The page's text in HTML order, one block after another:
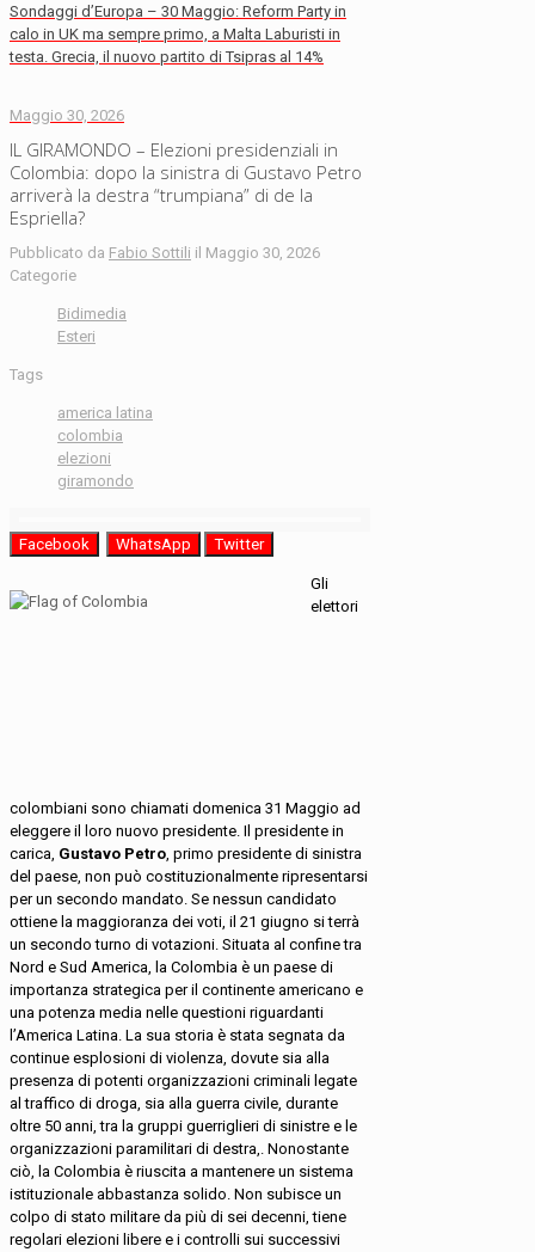
Sondaggi d’Europa – 30 Maggio: Reform Party in
calo in UK ma sempre primo, a Malta Laburisti in
testa. Grecia, il nuovo partito di Tsipras al 14%
Maggio 30, 2026
IL GIRAMONDO – Elezioni presidenziali in
Colombia: dopo la sinistra di Gustavo Petro
arriverà la destra “trumpiana” di de la
Espriella?
Pubblicato da Fabio Sottili il Maggio 30, 2026
Categorie
Bidimedia
Esteri
Tags
america latina
colombia
elezioni
giramondo
Facebook WhatsApp Twitter
Gli
elettori
colombiani sono chiamati domenica 31 Maggio ad
eleggere il loro nuovo presidente. Il presidente in
carica, Gustavo Petro, primo presidente di sinistra
del paese, non può costituzionalmente ripresentarsi
per un secondo mandato. Se nessun candidato
ottiene la maggioranza dei voti, il 21 giugno si terrà
un secondo turno di votazioni. Situata al confine tra
Nord e Sud America, la Colombia è un paese di
importanza strategica per il continente americano e
una potenza media nelle questioni riguardanti
l’America Latina. La sua storia è stata segnata da
continue esplosioni di violenza, dovute sia alla
presenza di potenti organizzazioni criminali legate
al traffico di droga, sia alla guerra civile, durante
oltre 50 anni, tra la gruppi guerriglieri di sinistre e le
organizzazioni paramilitari di destra,. Nonostante
ciò, la Colombia è riuscita a mantenere un sistema
istituzionale abbastanza solido. Non subisce un
colpo di stato militare da più di sei decenni, tiene
regolari elezioni libere e i controlli sui successivi